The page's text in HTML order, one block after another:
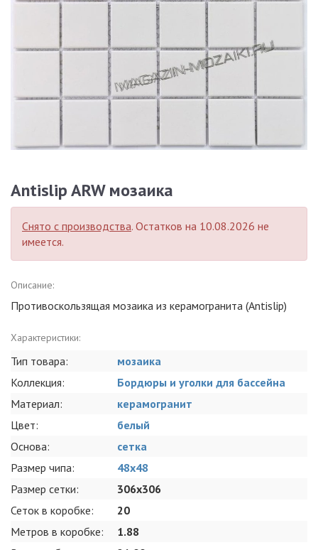
Antislip ARW мозаика
Снято с производства. Остатков на 10.08.2026 не
имеется.
Описание:
Противоскользящая мозаика из керамогранита (Antislip)
Характеристики:
Тип товара:
мозаика
Коллекция:
Бордюры и уголки для бассейна
Материал:
керамогранит
Цвет:
белый
Основа:
сетка
Размер чипа:
48х48
Размер сетки:
306x306
Сеток в коробке:
20
Метров в коробке:
1.88